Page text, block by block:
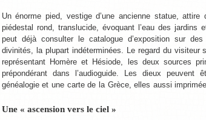
Un énorme pied, vestige d’une ancienne statue, attire
piédestal rond, translucide, évoquant l’eau des
peut déjà consulter le catalogue d’exposition sur
divinités, la plupart indéterminées. Le regard du visiteur
représentant Homère et Hésiode, les deux sources
prépondérant dans l’audioguide. Les dieux
généalogie et une carte de la Grèce, elles aussi
Une « ascension vers le ciel »